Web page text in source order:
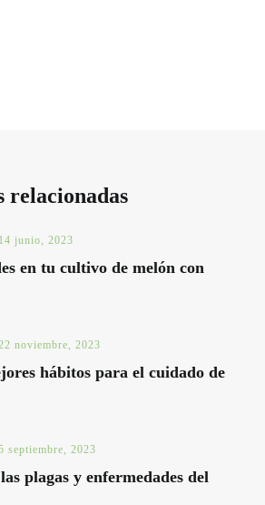
relacionadas
14 junio, 2023
en tu cultivo de melón con
noviembre, 2023
hábitos para el cuidado de
septiembre, 2023
plagas y enfermedades del